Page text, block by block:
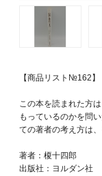
【商品リスト№162】
この本を読まれた方
もっているのかを問
ての著者の考え方は
著者：榎十四郎
出版社：ヨルダン社